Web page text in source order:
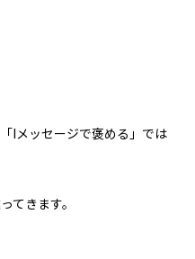
Iメッセージで褒める」では
てきます。